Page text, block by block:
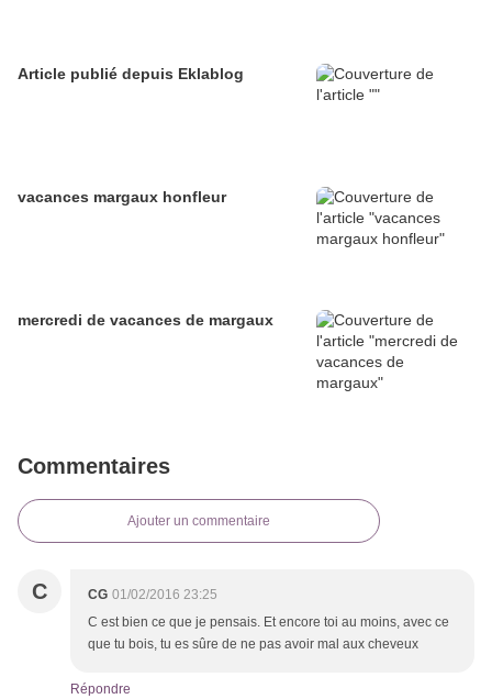
Article publié depuis Eklablog
vacances margaux honfleur
mercredi de vacances de margaux
Commentaires
Ajouter un commentaire
C CG 01/02/2016 23:25
C est bien ce que je pensais. Et encore toi au moins, avec ce
que tu bois, tu es sûre de ne pas avoir mal aux cheveux
Répondre